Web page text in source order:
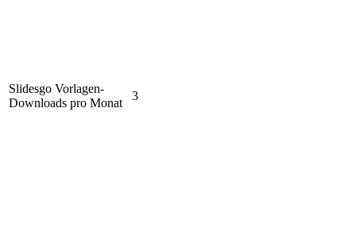
Slidesgo Vorlagen-
Downloads pro Monat
3